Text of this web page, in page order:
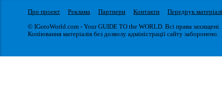
Про проект Реклама Партнери Контакти
Передрук
© IGotoWorld.com - Your GUIDE TO the WORLD. Всі права захищені.
Копіювання матеріалів без дозволу адміністрації сайту заборонено.